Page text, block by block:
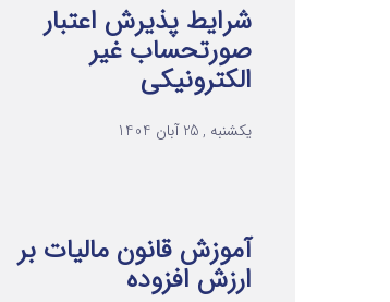
شرایط پذیرش اعتبار
صورتحساب غیر
الکترونیکی
یکشنبه , 25 آبان 1404
آموزش قانون مالیات بر
ارزش افزوده